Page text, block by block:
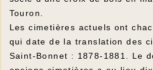
Touron.
Les cimetières actuels ont
qui date de la translation des
Saint-Bonnet : 1878-1881. Le